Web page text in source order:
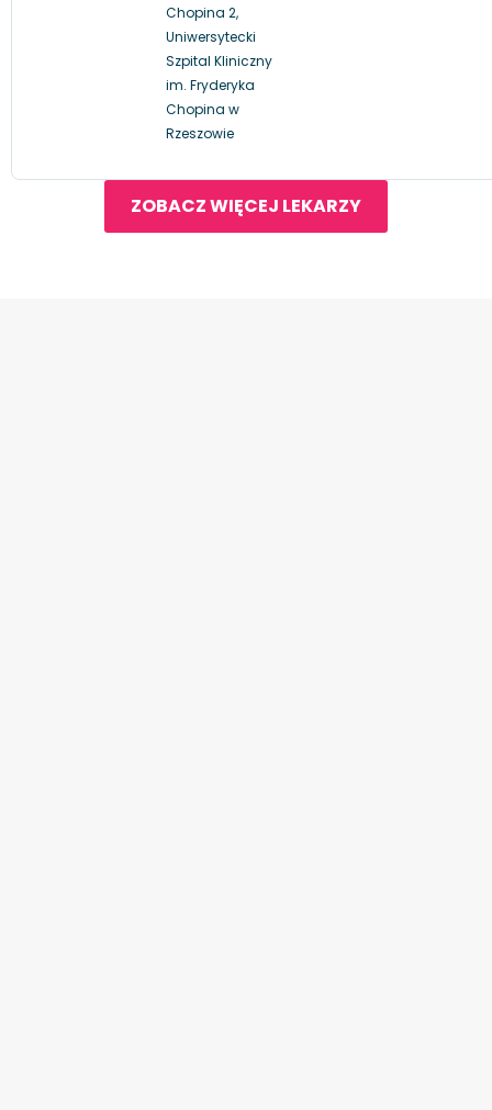
Chopina 2,
Uniwersytecki
Szpital Kliniczny
im. Fryderyka
Chopina w
Rzeszowie
ZOBACZ WIĘCEJ LEKARZY